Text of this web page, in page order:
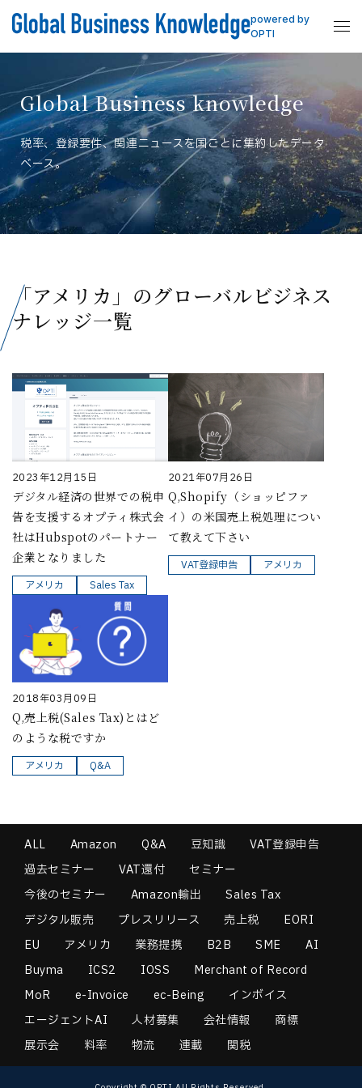
powered by
OPTI
Global Business knowledge
税率、登録要件、関連ニュースを国ごとに集約したデータ
ベース。
「アメリカ」のグローバルビジネス
ナレッジ一覧
2023年12月15日
デジタル経済の世界での税申
告を支援するオプティ株式会
社はHubspotのパートナー
企業となりました
アメリカ Sales Tax
2021年07月26日
Q,Shopify（ショッピファ
イ）の米国売上税処理につい
て教えて下さい
VAT登録申告 アメリカ
2018年03月09日
Q,売上税(Sales Tax)とはど
のような税ですか
アメリカ Q&A
ALL Amazon Q&A 豆知識
VAT登録申告
過去セミナー
VAT還付
セミナー
今後のセミナー
Amazon輸出
Sales Tax
デジタル販売
プレスリリース 売上税
EORI
EU
アメリカ 業務提携 B2B SME
AI
Buyma
ICS2 IOSS
Merchant of Record
MoR
e-Invoice ec-Being
インボイス
エージェントAI
人材募集 会社情報
商標
展示会
料率 物流 連載 関税